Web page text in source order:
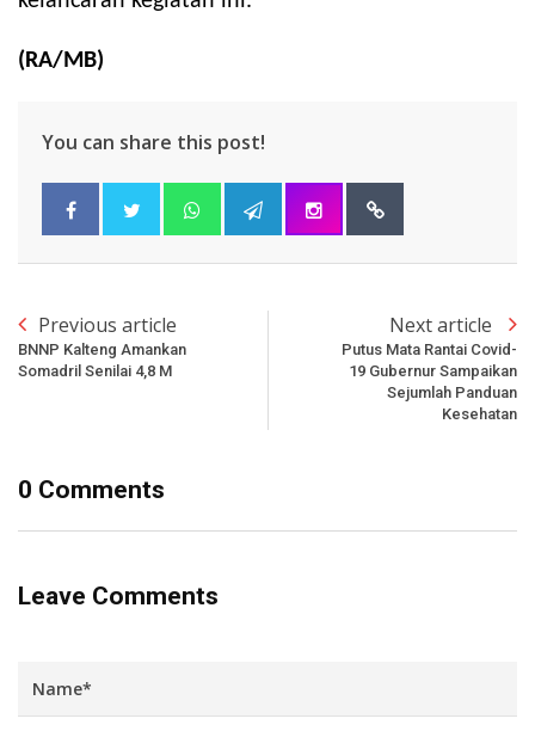
(RA/MB)
You can share this post!
Previous article
BNNP Kalteng Amankan
Somadril Senilai 4,8 M
Next article
Putus Mata Rantai Covid-
19 Gubernur Sampaikan
Sejumlah Panduan
Kesehatan
0 Comments
Leave Comments